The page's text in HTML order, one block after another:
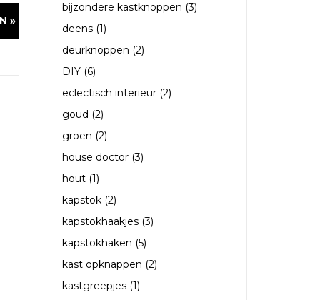
»
bijzondere kastknoppen (3)
deens (1)
deurknoppen (2)
DIY (6)
eclectisch interieur (2)
goud (2)
groen (2)
house doctor (3)
hout (1)
kapstok (2)
kapstokhaakjes (3)
kapstokhaken (5)
kast opknappen (2)
kastgreepjes (1)